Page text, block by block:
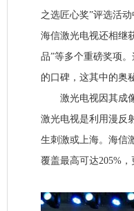
之选匠心奖”评选活
海信激光电视还相继
品”等多个重磅奖项
的口碑，这其中的奥
激光电视因其成像
激光电视是利用漫反
生刺激或上海。海信
覆盖最高可达205%